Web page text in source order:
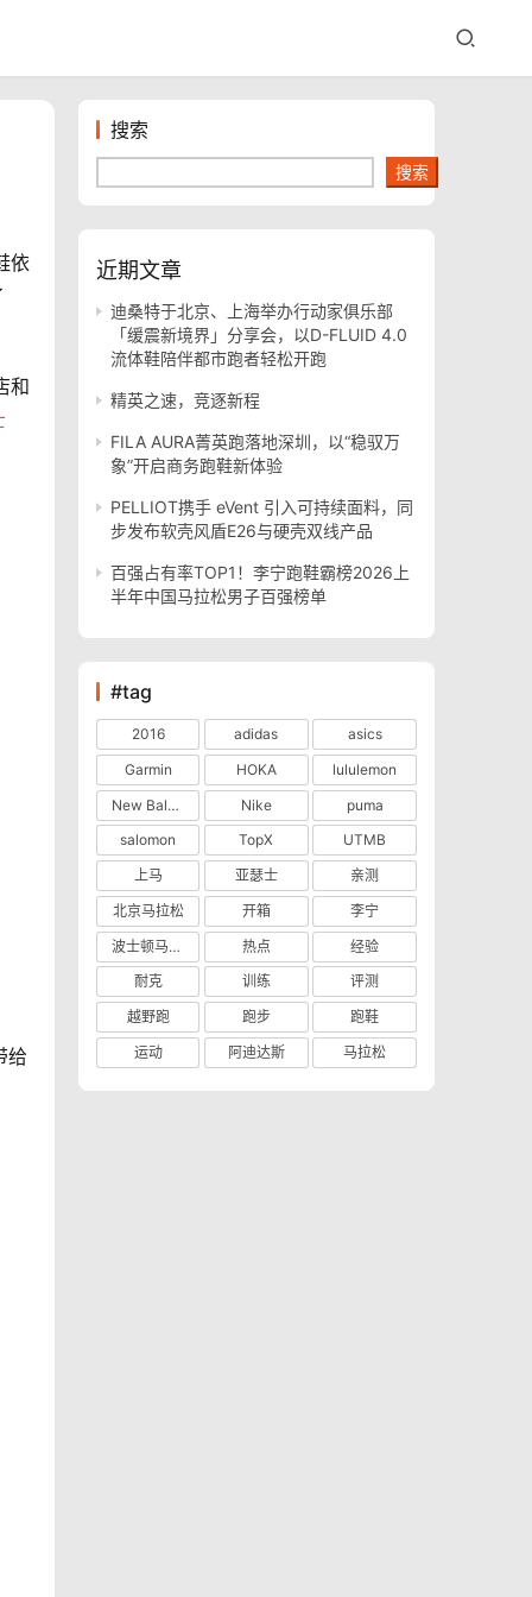
依
和
给
搜索
搜索
近期文章
迪桑特于北京、上海举办行动家俱乐部
「缓震新境界」分享会，以D-FLUID 4.0
流体鞋陪伴都市跑者轻松开跑
精英之速，竞逐新程
FILA AURA菁英跑落地深圳，以“稳驭万
象”开启商务跑鞋新体验
PELLIOT携手 eVent 引入可持续面料，同
步发布软壳风盾E26与硬壳双线产品
百强占有率TOP1！李宁跑鞋霸榜2026上
半年中国马拉松男子百强榜单
#tag
2016 adidas
asics
Garmin
HOKA
lululemon
New Balance
Nike
puma
salomon
TopX
UTMB
上马
亚瑟士
亲测
北京马拉松
开箱
李宁
波士顿马拉松
热点
经验
耐克
训练
评测
越野跑
跑步
跑鞋
运动
阿迪达斯 马拉松